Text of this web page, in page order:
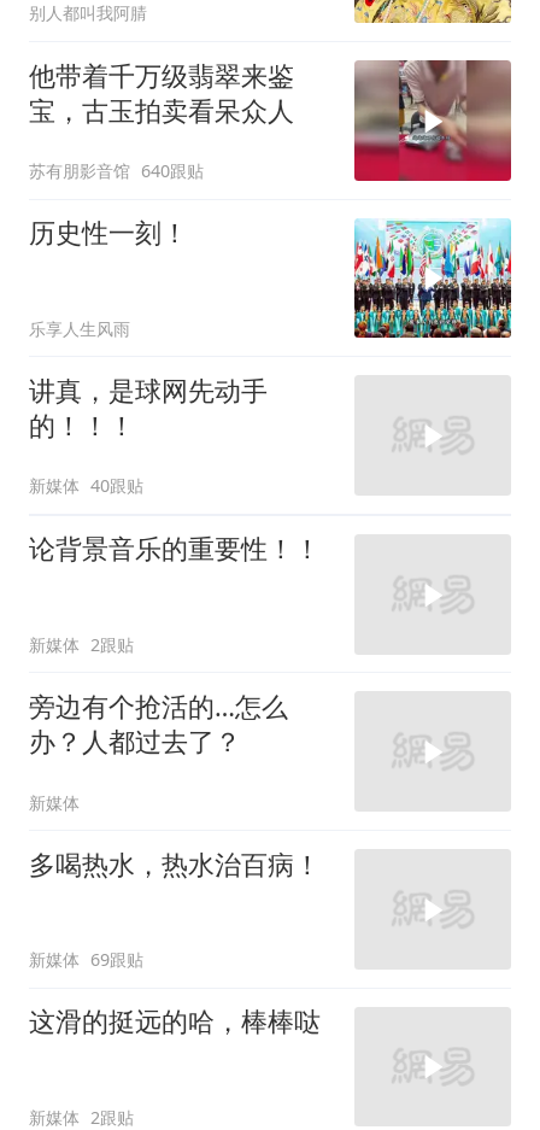
么
别人都叫我阿腈
他带着千万级翡翠来鉴
宝，古玉拍卖看呆众人
苏有朋影音馆 640跟贴
历史性一刻！
乐享人生风雨
讲真，是球网先动手
的！！！
新媒体 40跟贴
论背景音乐的重要性！！
新媒体 2跟贴
旁边有个抢活的…怎么
办？人都过去了？
新媒体
多喝热水，热水治百病！
新媒体 69跟贴
这滑的挺远的哈，棒棒哒
新媒体 2跟贴